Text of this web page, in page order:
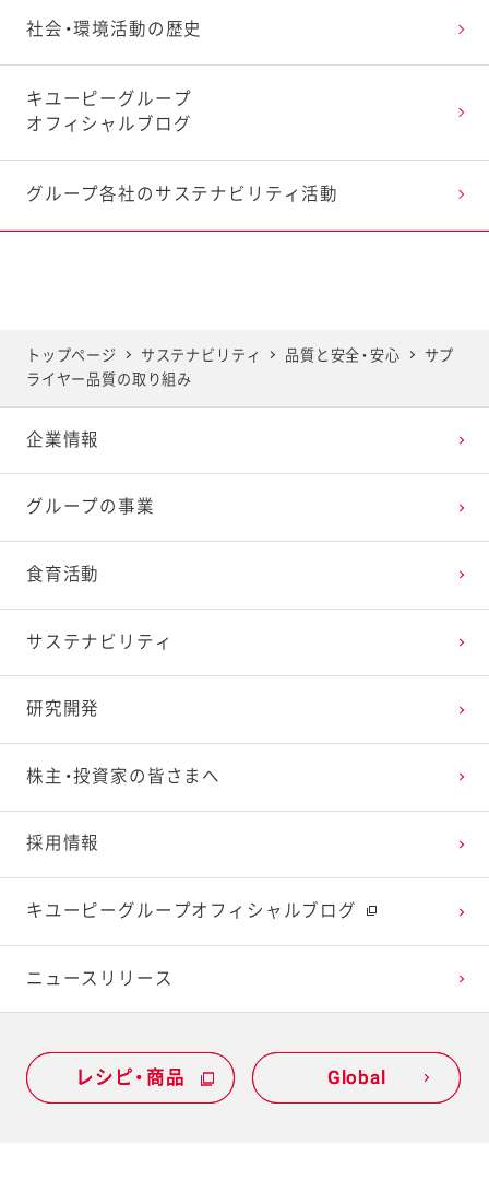
社会・環境活動の歴史
キユーピーグループ
オフィシャルブログ
グループ各社の サステナビリティ活動
トップページ サステナビリティ 品質と安全・安心
サプ
ライヤー品質の取り組み
企業情報
グループの事業
食育活動
サステナビリティ
研究開発
株主・投資家の皆さまへ
採用情報
キユーピーグループオフィシャルブログ
ニュースリリース
レシピ・商品 Global
レシピ・商品 Global